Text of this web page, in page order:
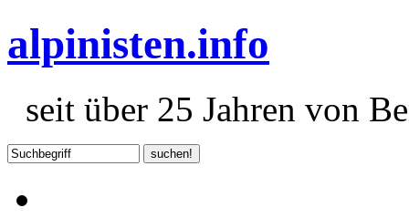
alpinisten.info
seit über 25 Jahren von